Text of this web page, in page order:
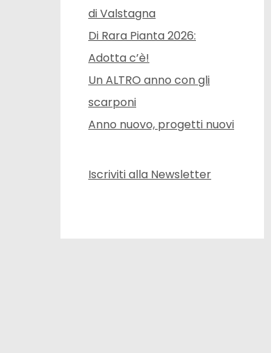
di Valstagna
Di Rara Pianta 2026:
Adotta c’è!
Un ALTRO anno con gli
scarponi
Anno nuovo, progetti nuovi
Iscriviti alla Newsletter